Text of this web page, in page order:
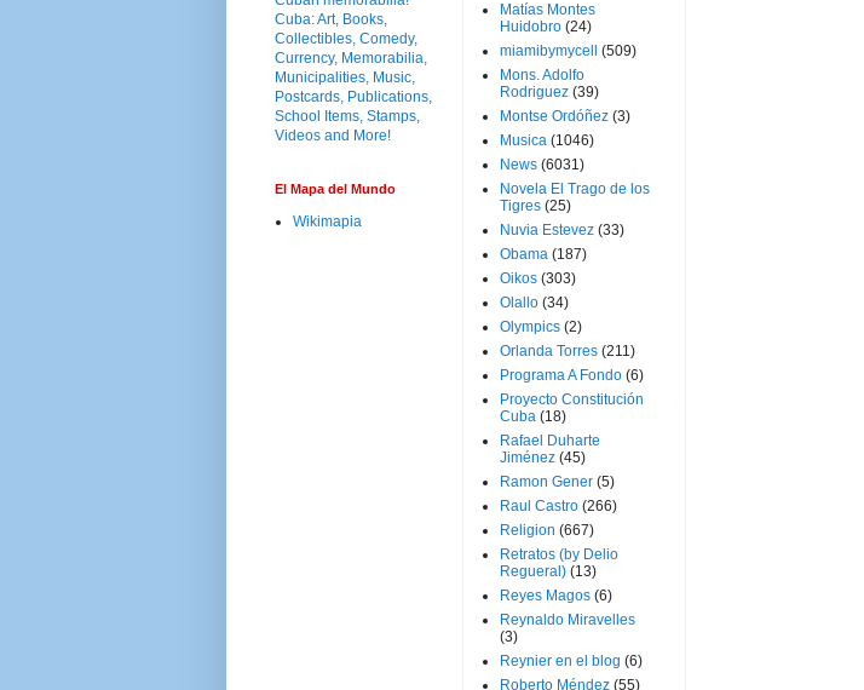
El Mapa del Mundo
Wikimapia
Matías Montes
Huidobro (24)
miamibymycell
(509)
Mons. Adolfo
Rodriguez (39)
Montse Ordóñez (3)
Musica (1046)
News (6031)
Novela El Trago de los
Tigres (25)
Nuvia Estevez (33)
Obama (187)
Oikos (303)
Olallo (34)
Olympics (2)
Orlanda Torres (211)
Programa A Fondo (6)
Proyecto Constitución
Cuba (18)
Rafael Duharte
Jiménez (45)
Ramon Gener (5)
Raul Castro (266)
Religion (667)
Retratos (by Delio
Regueral) (13)
Reyes Magos (6)
Reynaldo Miravelles
(3)
Reynier en el blog (6)
Roberto Méndez (55)